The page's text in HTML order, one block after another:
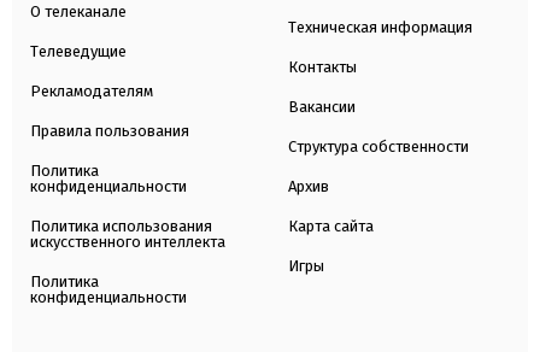
О телеканале
Телеведущие
Рекламодателям
Правила пользования
Политика
конфиденциальности
Политика использования
искусственного интеллекта
Политика
конфиденциальности
Техническая информация
Контакты
Вакансии
Структура собственности
Архив
Карта сайта
Игры